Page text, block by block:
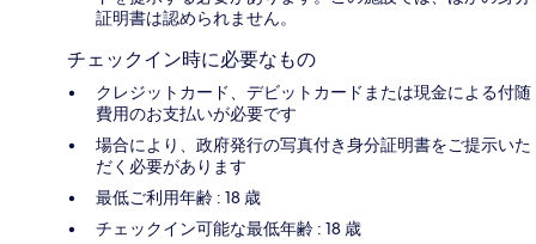
証明書は認められません。
チェックイン時に必要なもの
クレジットカード、デビットカードまたは現金による付随
費用のお支払いが必要です
場合により、政府発行の写真付き身分証明書をご提示いた
だく必要があります
最低ご利用年齢 : 18 歳
チェックイン可能な最低年齢 : 18 歳